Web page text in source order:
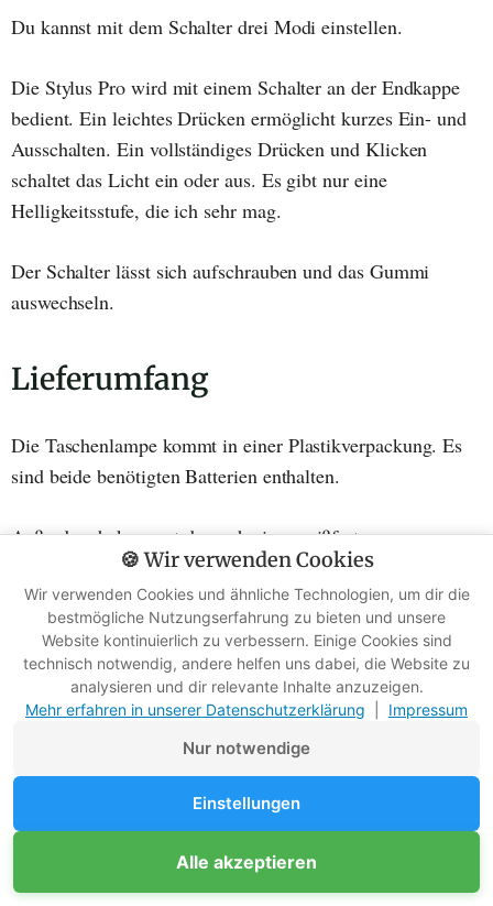
Du kannst mit dem Schalter drei Modi einstellen.
Die Stylus Pro wird mit einem Schalter an der Endkappe
bedient. Ein leichtes Drücken ermöglicht kurzes Ein- und
Ausschalten. Ein vollständiges Drücken und Klicken
schaltet das Licht ein oder aus. Es gibt nur eine
Helligkeitsstufe, die ich sehr mag.
Der Schalter lässt sich aufschrauben und das Gummi
auswechseln.
Lieferumfang
Die Taschenlampe kommt in einer Plastikverpackung. Es
sind beide benötigten Batterien enthalten.
Außerdem bekommst du noch einen reißfesten
Die Streamlight Stylus LED-Taschenlampe wird mit Batterien und
Unterstütze Survival-Kompass
🍪 Wir verwenden Cookies
Wir verwenden Cookies und ähnliche Technologien, um dir die
bestmögliche Nutzungserfahrung zu bieten und unsere
Website kontinuierlich zu verbessern. Einige Cookies sind
technisch notwendig, andere helfen uns dabei, die Website zu
analysieren und dir relevante Inhalte anzuzeigen.
Mehr erfahren in unserer Datenschutzerklärung
Impressum
Nur notwendige
Einstellungen
Alle akzeptieren